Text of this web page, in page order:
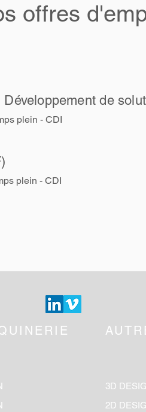
offres
de
plein - CDI
plein - CDI
3D
2D